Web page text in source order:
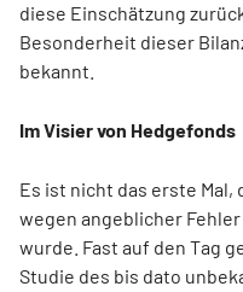
diese Einschätzung
Besonderheit dieser
bekannt.
Im Visier von Hedgefonds
Es ist nicht das erste Mal,
wegen angeblicher
wurde. Fast auf den Tag
Studie des bis dato